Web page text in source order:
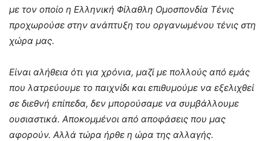
με τον οποίο η Ελληνική Φίλαθλη Ομοσπονδία Τένις
προχωρούσε στην ανάπτυξη του οργανωμένου τένις στη
χώρα μας.
Είναι αλήθεια ότι για χρόνια, μαζί με πολλούς από εμάς
που λατρεύουμε το παιχνίδι και επιθυμούμε να εξελιχθεί
σε διεθνή επίπεδα, δεν μπορούσαμε να συμβάλλουμε
ουσιαστικά. Αποκομμένοι από αποφάσεις που μας
αφορούν. Αλλά τώρα ήρθε η ώρα της αλλαγής.